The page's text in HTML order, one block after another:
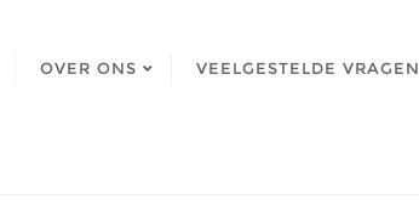
OVER ONS VEELGESTELDE VRAGEN